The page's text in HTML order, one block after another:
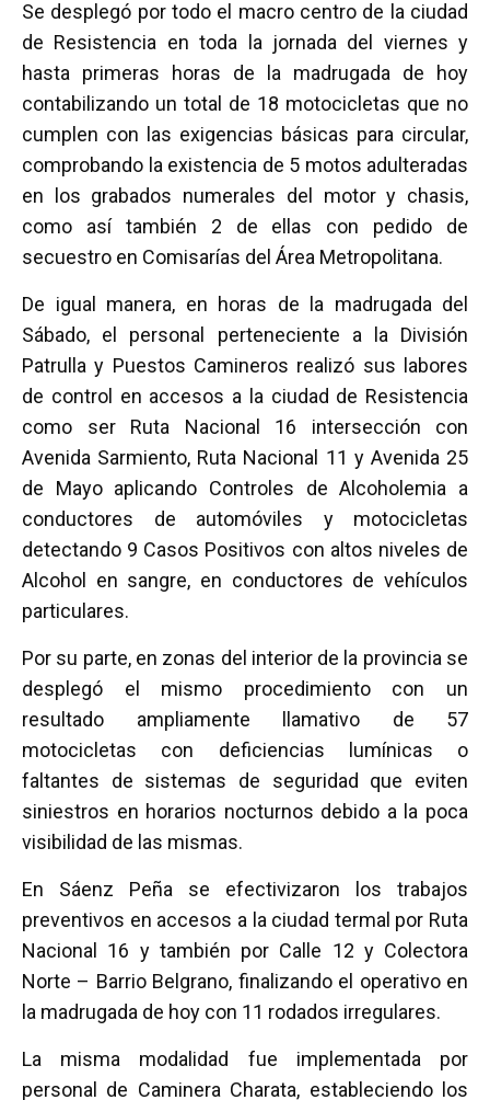
Se desplegó por todo el macro centro de la ciudad
de Resistencia en toda la jornada del viernes y
hasta primeras horas de la madrugada de hoy
contabilizando un total de 18 motocicletas que no
cumplen con las exigencias básicas para circular,
comprobando la existencia de 5 motos adulteradas
en los grabados numerales del motor y chasis,
como así también 2 de ellas con pedido de
secuestro en Comisarías del Área Metropolitana.
De igual manera, en horas de la madrugada del
Sábado, el personal perteneciente a la División
Patrulla y Puestos Camineros realizó sus labores
de control en accesos a la ciudad de Resistencia
como ser Ruta Nacional 16 intersección con
Avenida Sarmiento, Ruta Nacional 11 y Avenida 25
de Mayo aplicando Controles de Alcoholemia a
conductores de automóviles y motocicletas
detectando 9 Casos Positivos con altos niveles de
Alcohol en sangre, en conductores de vehículos
particulares.
Por su parte, en zonas del interior de la provincia se
desplegó el mismo procedimiento con un
resultado ampliamente llamativo de 57
motocicletas con deficiencias lumínicas o
faltantes de sistemas de seguridad que eviten
siniestros en horarios nocturnos debido a la poca
visibilidad de las mismas.
En Sáenz Peña se efectivizaron los trabajos
preventivos en accesos a la ciudad termal por Ruta
Nacional 16 y también por Calle 12 y Colectora
Norte – Barrio Belgrano, finalizando el operativo en
la madrugada de hoy con 11 rodados irregulares.
La misma modalidad fue implementada por
personal de Caminera Charata, estableciendo los